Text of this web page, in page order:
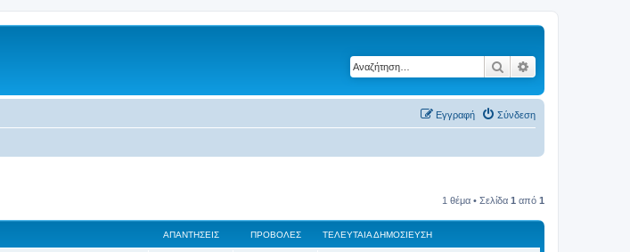
Αναζήτηση
Σύνδεση
Εγγραφή
1 θέμα • Σελίδα 1 από 1
ΑΠΑΝΤΉΣΕΙΣ ΠΡΟΒΟΛΈΣ ΤΕΛΕΥΤΑΊΑ ΔΗΜΟΣΊΕΥΣΗ